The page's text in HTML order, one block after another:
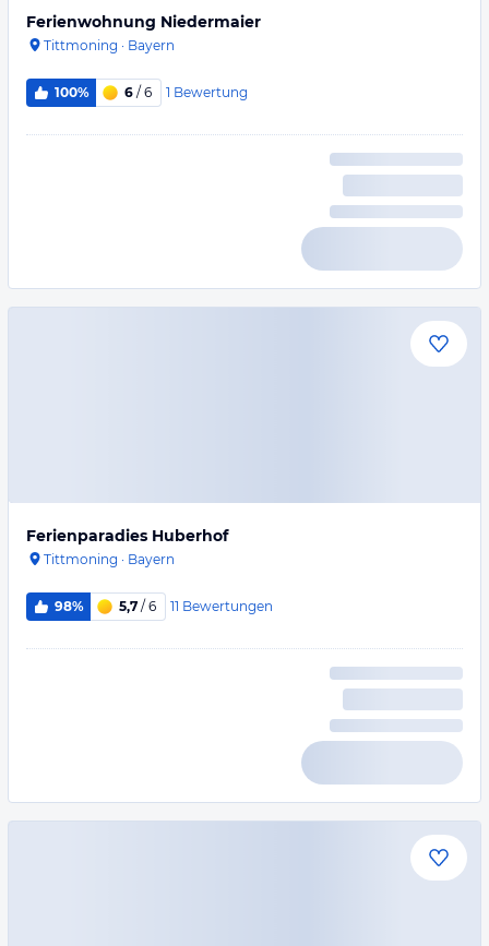
Ferienwohnung Niedermaier
Tittmoning · Bayern
100% 6 / 6 1 Bewertung
Ferienparadies Huberhof
Tittmoning · Bayern
98% 5,7 / 6 11 Bewertungen